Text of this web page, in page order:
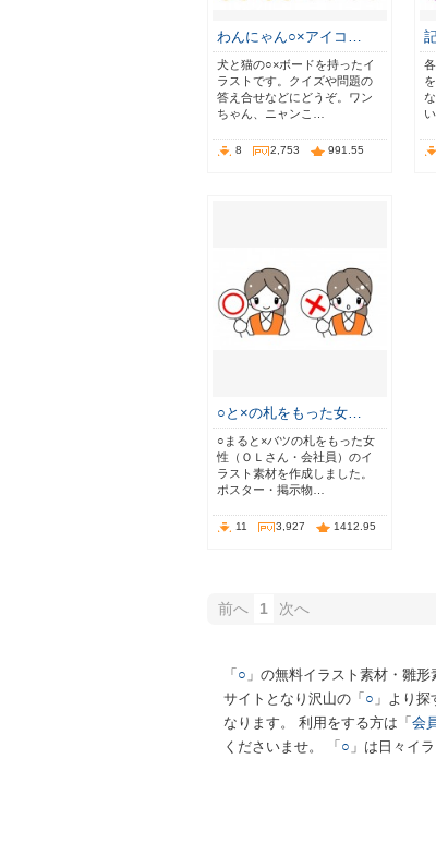
わんにゃん○×アイコ…
犬と猫の○×ボードを持ったイ
ラストです。クイズや問題の
答え合せなどにどうぞ。ワン
ちゃん、ニャンこ…
8 2,753 991.55
○と×の札をもった女…
○まると×バツの札をもった女
性（ＯＬさん・会社員）のイ
ラスト素材を作成しました。
ポスター・掲示物…
11 3,927 1412.95
前へ 1 次へ
「 ○ 」の無料イラスト素材・雛形
サイトとなり沢山の「 ○ 」より
なります。 利用をする方は「 会
くださいませ。 「 ○ 」は日々イ